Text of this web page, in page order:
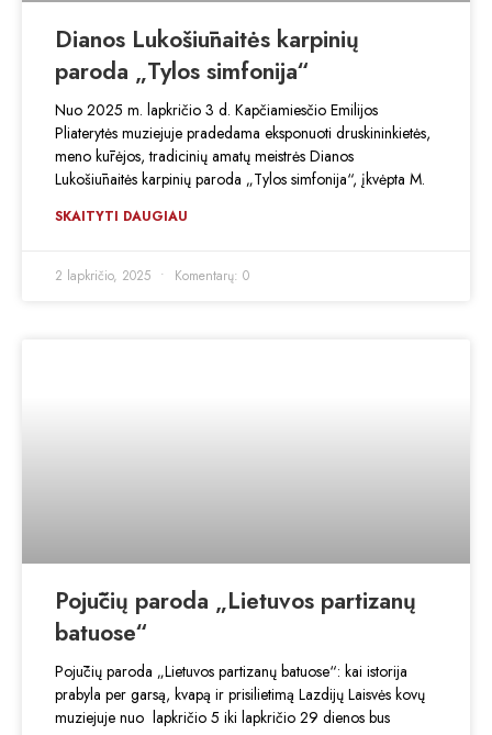
Dianos Lukošiūnaitės karpinių
paroda „Tylos simfonija“
Nuo 2025 m. lapkričio 3 d. Kapčiamiesčio Emilijos
Pliaterytės muziejuje pradedama eksponuoti druskininkietės,
meno kūrėjos, tradicinių amatų meistrės Dianos
Lukošiūnaitės karpinių paroda „Tylos simfonija“, įkvėpta M.
SKAITYTI DAUGIAU
2 lapkričio, 2025 Komentarų: 0
Pojūčių paroda „Lietuvos partizanų
batuose“
Pojūčių paroda „Lietuvos partizanų batuose“: kai istorija
prabyla per garsą, kvapą ir prisilietimą Lazdijų Laisvės kovų
muziejuje nuo lapkričio 5 iki lapkričio 29 dienos bus